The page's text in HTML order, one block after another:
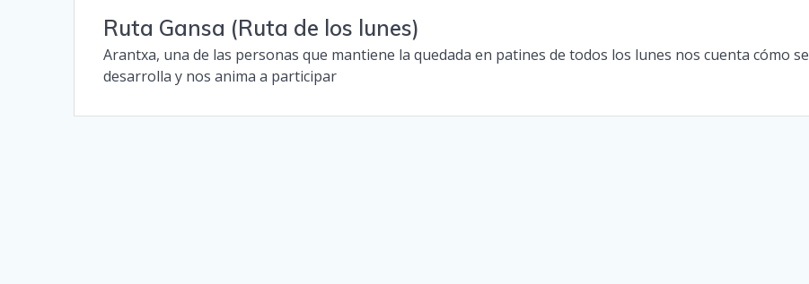
Ruta Gansa (Ruta de los lunes)
Arantxa, una de las personas que mantiene la quedada en patines de todos los lunes nos cuenta cómo se
desarrolla y nos anima a participar